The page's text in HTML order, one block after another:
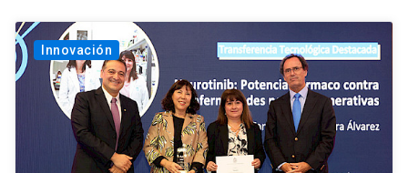
Innovación